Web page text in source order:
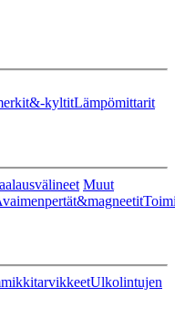
kyltitLämpömittarit
Muut
Ulkolintujen